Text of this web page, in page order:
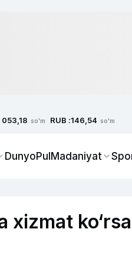
053,18 so'm RUB :146,54 so'm
DunyoPulMadaniyat
xizmat